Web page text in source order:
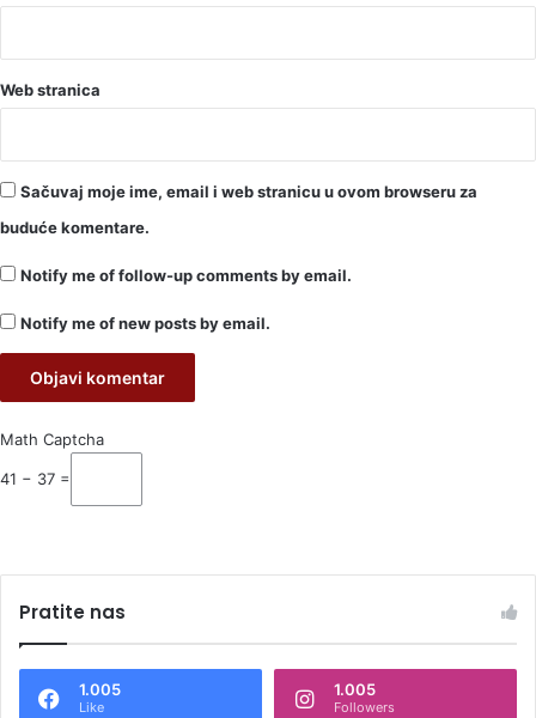
Web stranica
Sačuvaj moje ime, email i web stranicu u ovom browseru za
buduće komentare.
Notify me of follow-up comments by email.
Notify me of new posts by email.
Math Captcha
41 − 37 =
Pratite nas
1.005
Like
1.005
Followers